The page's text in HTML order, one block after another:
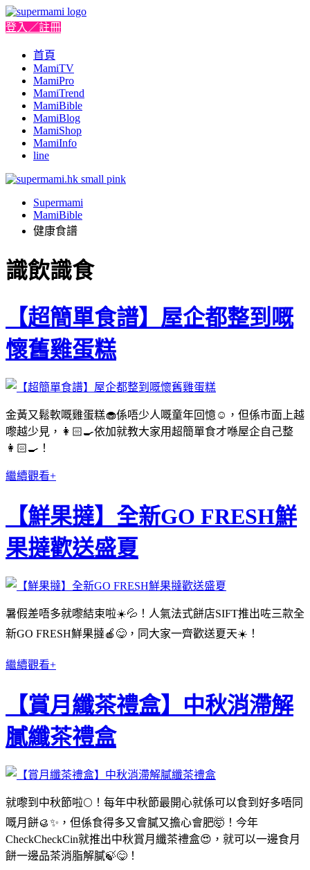
登入／註冊
首頁
MamiTV
MamiPro
MamiTrend
MamiBible
MamiBlog
MamiShop
MamiInfo
line
Supermami
MamiBible
健康食譜
識飲識食
【超簡單食譜】屋企都整到嘅
懷舊雞蛋糕
金黃又鬆軟嘅雞蛋糕🧁係唔少人嘅童年回憶☺️，但係市面上越
嚟越少見，👩🏻‍🍳依加就教大家用超簡單食才喺屋企自己整
👩🏻‍🍳！
繼續觀看+
【鮮果撻】全新GO FRESH鮮
果撻歡送盛夏
暑假差唔多就嚟結束啦☀️💦！人氣法式餅店SIFT推出咗三款全
新GO FRESH鮮果撻🍎😋，同大家一齊歡送夏天☀️！
繼續觀看+
【賞月纖茶禮盒】中秋消滯解
膩纖茶禮盒
就嚟到中秋節啦🌕！每年中秋節最開心就係可以食到好多唔同
嘅月餅🥮✨，但係食得多又會膩又擔心會肥🤯！今年
CheckCheckCin就推出中秋賞月纖茶禮盒😍，就可以一邊食月
餅一邊品茶消脂解膩🍃😋！